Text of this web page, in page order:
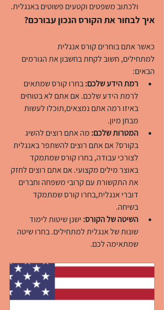
ולכתוב משפטים וקטעים פשוטים באנגלית.
איך לבחור את הקורס הנכון עבורכם?
כאשר אתם בוחרים קורס אנגלית
למתחילים, חשוב לקחת בחשבון את הגורמים
הבאים:
רמת הידע שלכם: בחרו קורס שמתאים
לרמת הידע שלכם. אם אתם לא בטוחים
באיזו רמה אתם נמצאים,תוכלו לעשות
מבחן מיון.
המטרות שלכם: מה אתם רוצים להשיג
בקורס? אם אתם רוצים להשתפר באנגלית
לצורכי עבודה, בחרו קורס שמתמקד
באוצר מילים מקצועי. אם אתם רוצים לחזק
את התקשורת עם קרובי משפחה וחברים
דוברי אנגלית,בחרו קורס שמתמקד
בשיחה.
השיטה של הקורס: ישנן שיטות לימוד
שונות של אנגלית למתחילים. בחרו שיטה
שמתאימה לכם.